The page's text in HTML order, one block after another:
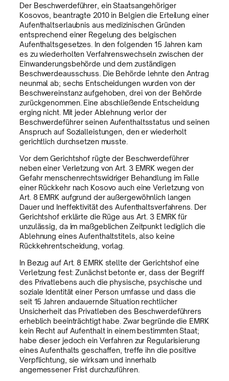
Der Beschwerdeführer, ein Staatsangehöriger
Kosovos, beantragte 2010 in Belgien die Erteilung einer
Aufenthaltserlaubnis aus medizinischen Gründen
entsprechend einer Regelung des belgischen
Aufenthaltsgesetzes. In den folgenden 15 Jahren kam
es zu wiederholten Verfahrenswechseln zwischen der
Einwanderungsbehörde und dem zuständigen
Beschwerdeausschuss. Die Behörde lehnte den Antrag
neunmal ab; sechs Entscheidungen wurden von der
Beschwereinstanz aufgehoben, drei von der Behörde
zurückgenommen. Eine abschließende Entscheidung
erging nicht. Mit jeder Ablehnung verlor der
Beschwerdeführer seinen Aufenthaltsstatus und seinen
Anspruch auf Sozialleistungen, den er wiederholt
gerichtlich durchsetzen musste.
Vor dem Gerichtshof rügte der Beschwerdeführer
neben einer Verletzung von Art. 3 EMRK wegen der
Gefahr menschenrechtswidriger Behandlung im Falle
einer Rückkehr nach Kosovo auch eine Verletzung von
Art. 8 EMRK aufgrund der außergewöhnlich langen
Dauer und Ineffektivität des Aufenthaltsverfahrens. Der
Gerichtshof erklärte die Rüge aus Art. 3 EMRK für
unzulässig, da im maßgeblichen Zeitpunkt lediglich die
Ablehnung eines Aufenthaltstitels, also keine
Rückkehrentscheidung, vorlag.
In Bezug auf Art. 8 EMRK stellte der Gerichtshof eine
Verletzung fest: Zunächst betonte er, dass der Begriff
des Privatlebens auch die physische, psychische und
soziale Identität einer Person umfasse und dass die
seit 15 Jahren andauernde Situation rechtlicher
Unsicherheit das Privatleben des Beschwerdeführers
erheblich beeinträchtigt habe. Zwar begründe die EMRK
kein Recht auf Aufenthalt in einem bestimmten Staat;
habe dieser jedoch ein Verfahren zur Regularisierung
eines Aufenthalts geschaffen, treffe ihn die positive
Verpflichtung, sie wirksam und innerhalb
angemessener Frist durchzuführen.